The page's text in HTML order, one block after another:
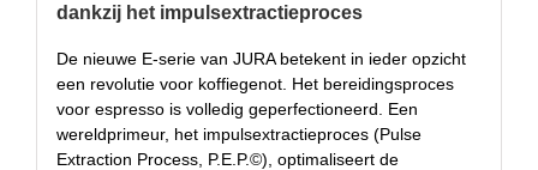
dankzij het impulsextractieproces
De nieuwe E-serie van JURA betekent in ieder opzicht
een revolutie voor koffiegenot. Het bereidingsproces
voor espresso is volledig geperfectioneerd. Een
wereldprimeur, het impulsextractieproces (Pulse
Extraction Process, P.E.P.©), optimaliseert de